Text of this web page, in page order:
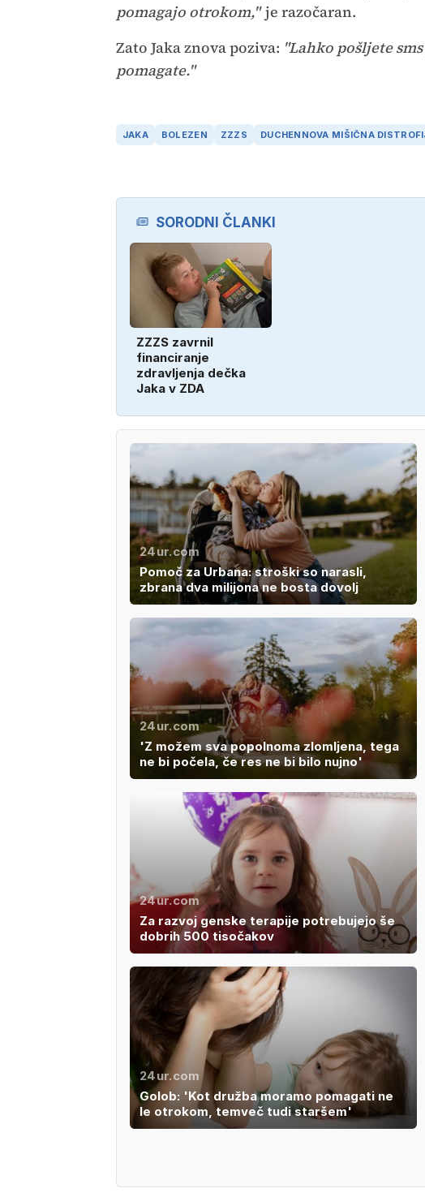
pomagajo otrokom,"je razočaran.
Zato Jaka znova poziva: "Lahko pošljete
pomagate."
JAKA BOLEZEN ZZZS DUCHENNOVA MIŠIČNA
SORODNI ČLANKI
ZZZS zavrnil
financiranje
zdravljenja dečka
Jaka v ZDA
24ur.com
Pomoč za Urbana: stroški so narasli,
zbrana dva milijona ne bosta dovolj
24ur.com
'Z možem sva popolnoma zlomljena, tega
ne bi počela, če res ne bi bilo nujno'
24ur.com
Za razvoj genske terapije potrebujejo še
dobrih 500 tisočakov
24ur.com
Golob: 'Kot družba moramo pomagati ne
le otrokom, temveč tudi staršem'